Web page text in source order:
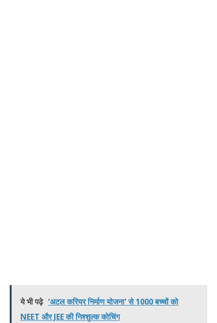
ये भी पढ़े 'अटल करियर निर्माण योजना' से 1000 बच्चों को
NEET और JEE की निश्शुल्क कोचिंग